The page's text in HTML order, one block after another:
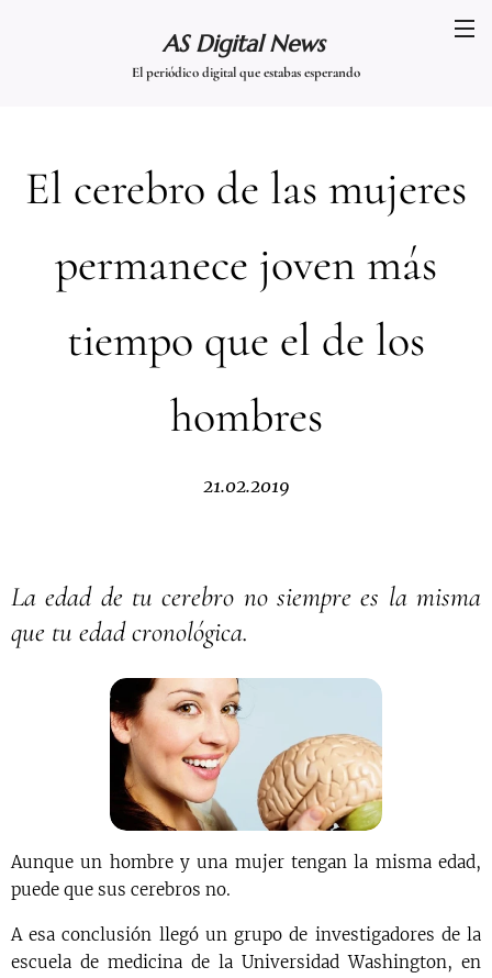
AS Digital News
El periódico digital que estabas esperando
El cerebro de las mujeres
permanece joven más
tiempo que el de los
hombres
21.02.2019
La edad de tu cerebro no siempre es la misma
que tu edad cronológica.
Aunque un hombre y una mujer tengan la misma edad,
puede que sus cerebros no.
A esa conclusión llegó un grupo de investigadores de la
escuela de medicina de la Universidad Washington, en